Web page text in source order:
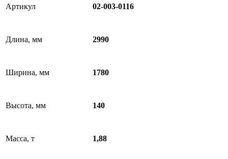
Артикул 02-003-0116
Длина, мм 2990
Ширина, мм 1780
Высота, мм 140
Масса, т 1,88